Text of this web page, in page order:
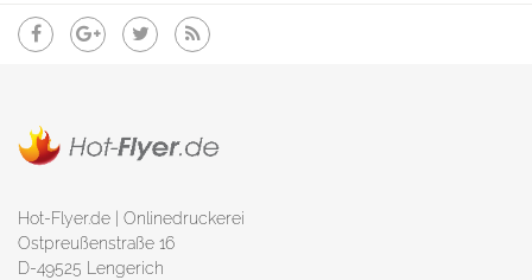
Hot-Flyer.de | Onlinedruckerei
Ostpreußenstraße 16
D-49525 Lengerich